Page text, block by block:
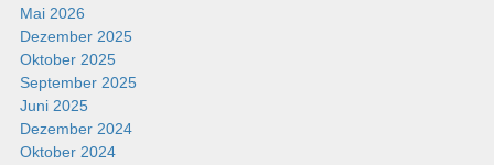
Mai 2026
Dezember 2025
Oktober 2025
September 2025
Juni 2025
Dezember 2024
Oktober 2024